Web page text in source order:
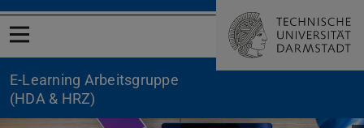
Open menu
E-Learning Arbeitsgruppe
(HDA & HRZ)